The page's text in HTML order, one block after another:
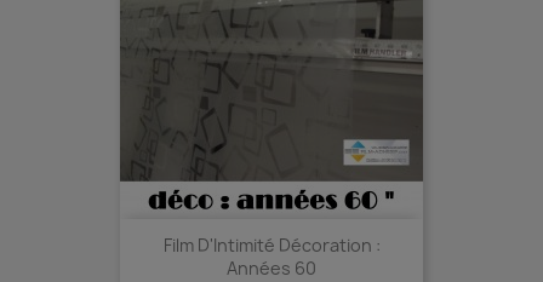
Film D'Intimité Décoration :
Années 60